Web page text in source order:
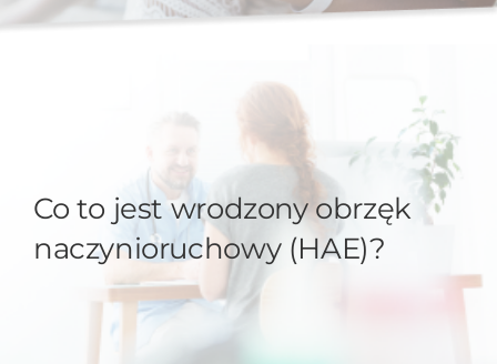
Co to jest wrodzony obrzęk
naczynioruchowy (HAE)?